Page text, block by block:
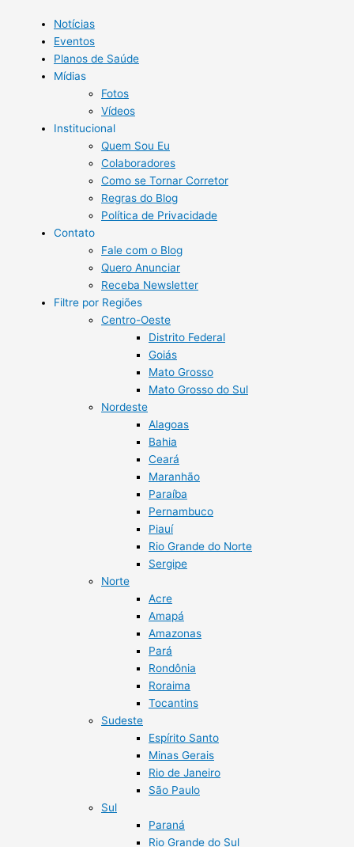
Notícias
Eventos
Planos de Saúde
Mídias
Fotos
Vídeos
Institucional
Quem Sou Eu
Colaboradores
Como se Tornar Corretor
Regras do Blog
Política de Privacidade
Contato
Fale com o Blog
Quero Anunciar
Receba Newsletter
Filtre por Regiões
Centro-Oeste
Distrito Federal
Goiás
Mato Grosso
Mato Grosso do Sul
Nordeste
Alagoas
Bahia
Ceará
Maranhão
Paraíba
Pernambuco
Piauí
Rio Grande do Norte
Sergipe
Norte
Acre
Amapá
Amazonas
Pará
Rondônia
Roraima
Tocantins
Sudeste
Espírito Santo
Minas Gerais
Rio de Janeiro
São Paulo
Sul
Paraná
Rio Grande do Sul